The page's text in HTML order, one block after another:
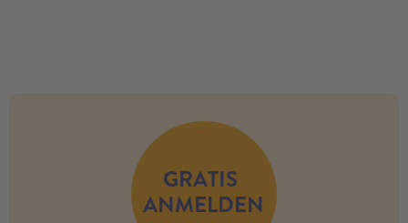
GRATIS
ANMELDEN